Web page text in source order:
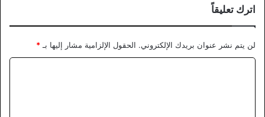
اترك تعليقاً
لن يتم نشر عنوان بريدك الإلكتروني. الحقول الإلزامية مشار إليها بـ *